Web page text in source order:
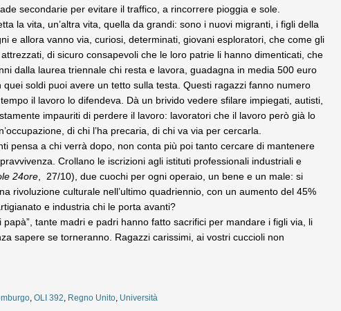
secondarie per evitare il traffico, a rincorrere pioggia e sole.
la vita, un’altra vita, quella da grandi: sono i nuovi migranti, i figli della
e allora vanno via, curiosi, determinati, giovani esploratori, che come gli
di sicuro consapevoli che le loro patrie li hanno dimenticati, che
dalla laurea triennale chi resta e lavora, guadagna in media 500 euro
soldi puoi avere un tetto sulla testa. Questi ragazzi fanno numero
il lavoro lo difendeva. Dà un brivido vedere sfilare impiegati, autisti,
impauriti di perdere il lavoro: lavoratori che il lavoro però già lo
di chi l’ha precaria, di chi va via per cercarla.
pensa a chi verrà dopo, non conta più poi tanto cercare di mantenere
Crollano le iscrizioni agli istituti professionali industriali e
24ore , 27/10), due cuochi per ogni operaio, un bene e un male: si
rivoluzione culturale nell’ultimo quadriennio, con un aumento del 45%
e industria chi le porta avanti?
tante madri e padri hanno fatto sacrifici per mandare i figli via, li
sapere se torneranno. Ragazzi carissimi, ai vostri cuccioli non
,OLI 392, Regno Unito, Università